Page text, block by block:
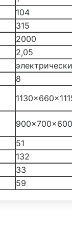
104
315
2000
2,05
8
900x700x600
51
132
33
59